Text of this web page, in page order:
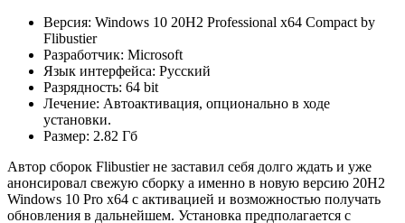
Версия: Windows 10 20H2 Professional x64 Compact by
Flibustier
Разработчик: Microsoft
Язык интерфейса: Русский
Разрядность: 64 bit
Лечение: Автоактивация, опционально в ходе
установки.
Размер: 2.82 Гб
Автор сборок Flibustier не заставил себя долго ждать и уже
анонсировал свежую сборку а именно в новую версию 20H2
Windows 10 Pro x64 с активацией и возможностью получать
обновления в дальнейшем. Установка предполагается с